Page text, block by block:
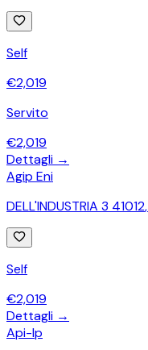
Self
€2,019
Servito
€2,019
Dettagli →
Agip Eni
DELL'INDUSTRIA 3 41012,
Self
€2,019
Dettagli →
Api-Ip